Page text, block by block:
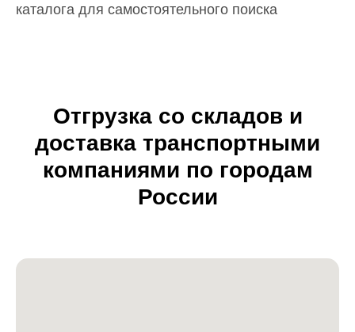
каталога для самостоятельного поиска
Отгрузка со складов и
доставка транспортными
компаниями по городам
России